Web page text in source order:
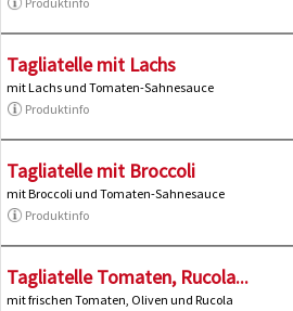
Tagliatelle mit Lachs
mit Lachs und Tomaten-Sahnesauce
Produktinfo
Tagliatelle mit Broccoli
mit Broccoli und Tomaten-Sahnesauce
Produktinfo
Tagliatelle Tomaten, Rucola...
mit frischen Tomaten, Oliven und Rucola